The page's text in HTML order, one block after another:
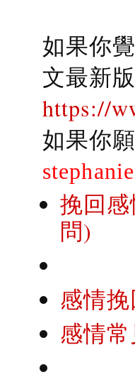
如果你
文最新
https://
如果你
挽回
問)
感情
感情